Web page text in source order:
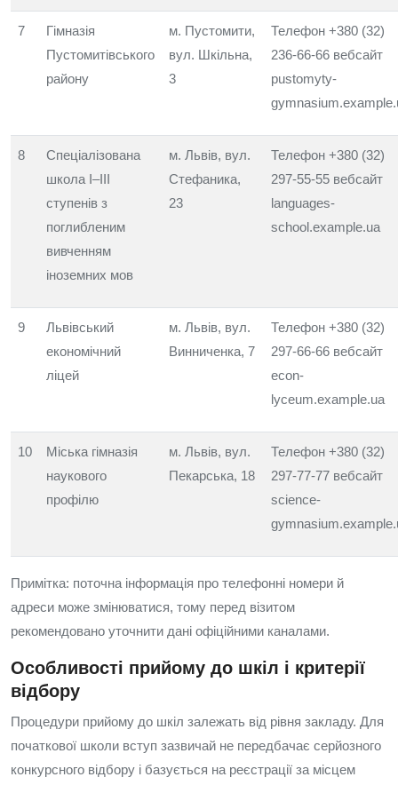
7
Гімназія
Пустомитівського
району
м. Пустомити,
вул. Шкільна,
3
Телефон +380 (32)
236-66-66 вебсайт
pustomyty-
8
Спеціалізована
школа I–III
ступенів з
поглибленим
вивченням
іноземних мов
м. Львів, вул.
Стефаника,
23
Телефон +380 (32)
297-55-55 вебсайт
languages-
school.example.ua
9
Львівський
економічний
ліцей
м. Львів, вул.
Винниченка, 7
Телефон +380 (32)
297-66-66 вебсайт
econ-
lyceum.example.ua
10
Міська гімназія
наукового
профілю
м. Львів, вул.
Пекарська, 18
Телефон +380 (32)
297-77-77 вебсайт
science-
Примітка: поточна інформація про телефонні номери й
адреси може змінюватися, тому перед візитом
рекомендовано уточнити дані офіційними каналами.
Особливості прийому до шкіл і критерії
відбору
Процедури прийому до шкіл залежать від рівня закладу. Для
початкової школи вступ зазвичай не передбачає серйозного
конкурсного відбору і базується на реєстрації за місцем